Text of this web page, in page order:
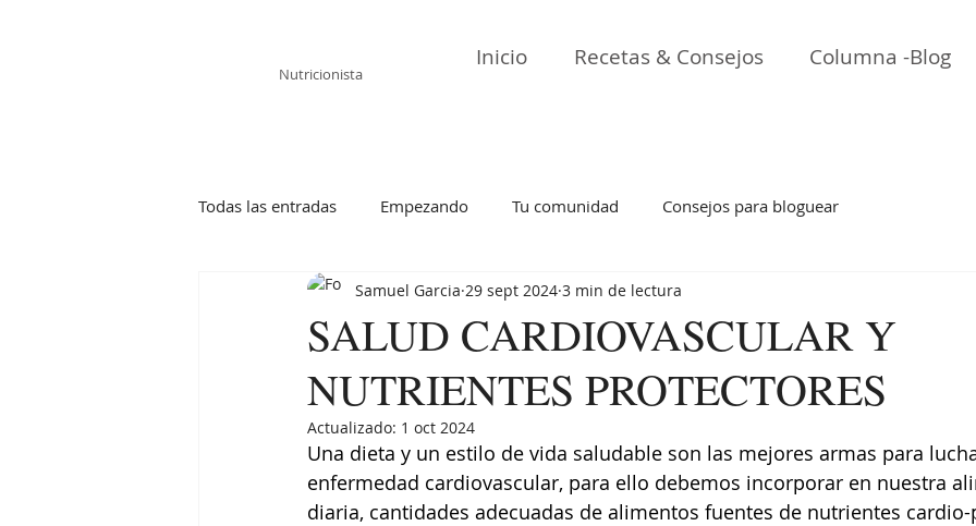
Nutricionista
Inicio Recetas & Consejos Columna -Blog
Todas las entradas Empezando Tu comunidad Consejos para bloguear
SALUD CARDIOVASCULAR Y
NUTRIENTES PROTECTORES
Samuel Garcia 29 sept 2024 3 min de lectura
Actualizado: 1 oct 2024
Una dieta y un estilo de vida saludable son las mejores armas para
enfermedad cardiovascular, para ello debemos incorporar en nuestra
diaria, cantidades adecuadas de alimentos fuentes de nutrientes